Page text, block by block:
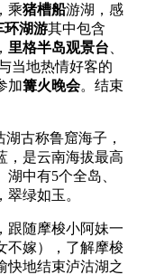
乘猪槽船游湖，感
环湖游其中包含
， 里格半岛观景台
当地热情好客的
加篝火晚会。结束
古称鲁窟海子，
，是云南海拔最高
中有5个全岛、
绿如玉。
，跟随摩梭小阿妹一
不嫁），了解摩梭
快地结束泸沽湖之